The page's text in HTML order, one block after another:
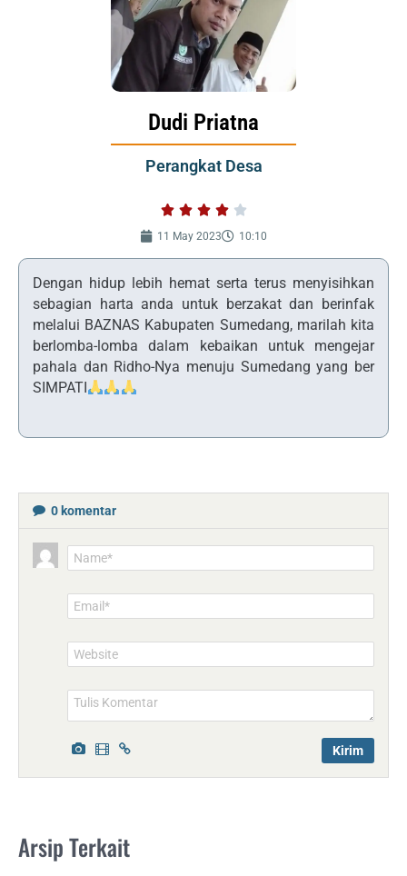
Dudi Priatna
Perangkat Desa
    
4
of
11 May 2023 10:10
Dengan hidup lebih hemat serta terus menyisihkan
sebagian harta anda untuk berzakat dan berinfak
melalui BAZNAS Kabupaten Sumedang, marilah kita
berlomba-lomba dalam kebaikan untuk mengejar
pahala dan Ridho-Nya menuju Sumedang yang ber
SIMPATI
0 komentar
Name*
Email*
Website
Arsip Terkait